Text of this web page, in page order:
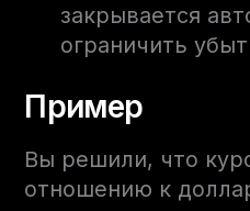
закрывается
ограничить
Пример
Вы решили, что
отношению к